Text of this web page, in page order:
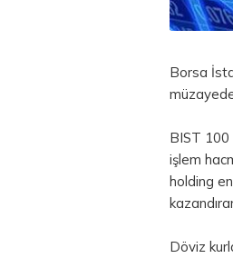
Borsa
BIST 100
işlem
holding
Döviz